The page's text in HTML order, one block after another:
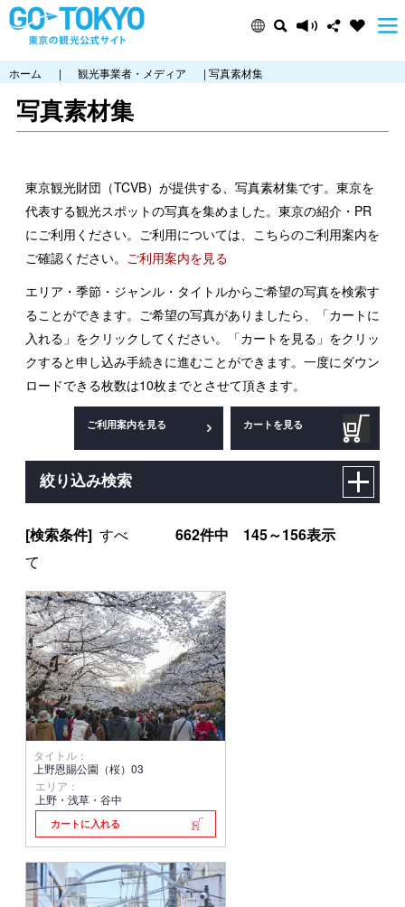
ホーム | 観光事業者・メディア | 写真素材集
写真素材集
東京観光財団（TCVB）が提供する、写真素材集です。東京を
代表する観光スポットの写真を集めました。東京の紹介・PR
にご利用ください。ご利用については、こちらのご利用案内を
ご確認ください。 ご利用案内を見る
エリア・季節・ジャンル・タイトルからご希望の写真を検索す
ることができます。ご希望の写真がありましたら、「カートに
入れる」をクリックしてください。「カートを見る」をクリッ
クすると申し込み手続きに進むことができます。一度にダウン
ロードできる枚数は10枚までとさせて頂きます。
ご利用案内を見る カートを見る
絞り込み検索
[検索条件] すべ
て
662件中 145～156表示
タイトル：
上野恩賜公園（桜）03
エリア：
上野・浅草・谷中
カートに入れる